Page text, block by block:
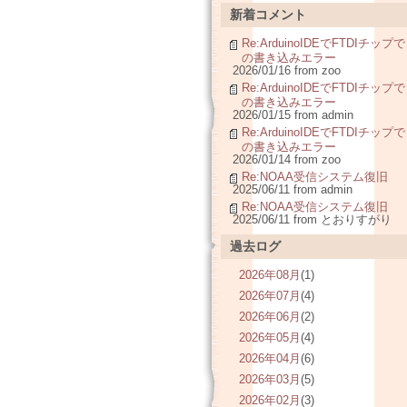
新着コメント
Re:ArduinoIDEでFTDIチップで
の書き込みエラー
2026/01/16 from zoo
Re:ArduinoIDEでFTDIチップで
の書き込みエラー
2026/01/15 from admin
Re:ArduinoIDEでFTDIチップで
の書き込みエラー
2026/01/14 from zoo
Re:NOAA受信システム復旧
2025/06/11 from admin
Re:NOAA受信システム復旧
2025/06/11 from とおりすがり
過去ログ
2026年08月 (1)
2026年07月 (4)
2026年06月 (2)
2026年05月 (4)
2026年04月 (6)
2026年03月 (5)
2026年02月 (3)